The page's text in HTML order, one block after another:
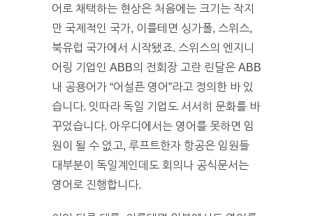
어로 채택하는 현상은 처음에는 크기는 작지
만 국제적인 국가, 이를테면 싱가폴, 스위스,
북유럽 국가에서 시작됐죠. 스위스의 엔지니
어링 기업인 ABB의 전회장 고란 린달은 ABB
내 공용어가 “어설픈 영어”라고 정의한 바 있
습니다. 잇따라 독일 기업도 서서히 문화를 바
꾸었습니다. 아우디에서는 영어를 못하면 임
원이 될 수 없고, 루프트한자 항공은 임원들
대부분이 독일계인데도 회의나 공식문서는
영어로 진행합니다.